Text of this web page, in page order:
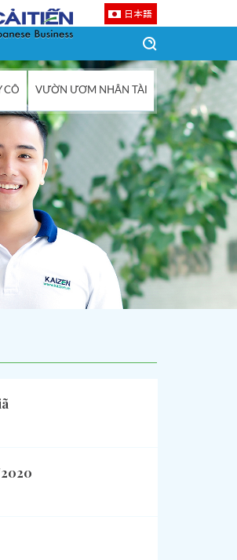
日本語
CÔ VƯỜN ƯƠM NHÂN TÀI